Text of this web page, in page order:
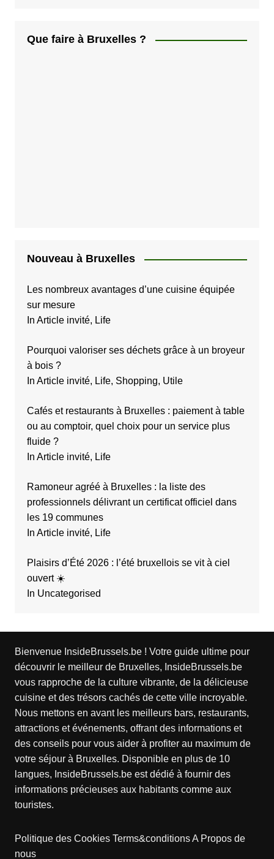
Que faire à Bruxelles ?
Nouveau à Bruxelles
Les nombreux avantages d’une cuisine équipée
sur mesure
In Article invité, Life
Pourquoi valoriser ses déchets grâce à un broyeur
à bois ?
In Article invité, Life, Shopping, Utile
Cafés et restaurants à Bruxelles : paiement à table
ou au comptoir, quel choix pour un service plus
fluide ?
In Article invité, Life
Ramoneur agréé à Bruxelles : la liste des
professionnels délivrant un certificat officiel dans
les 19 communes
In Article invité, Life
Plaisirs d’Été 2026 : l’été bruxellois se vit à ciel
ouvert ☀️
In Uncategorised
Bienvenue InsideBrussels.be ! Votre guide ultime pour
découvrir le meilleur de Bruxelles, InsideBrussels.be
vous rapproche de la culture vibrante, de la délicieuse
cuisine et des trésors cachés de cette ville incroyable.
Nous mettons en avant les meilleurs bars, restaurants,
attractions et événements, offrant des informations et
des conseils pour vous aider à profiter au maximum de
votre séjour à Bruxelles. Disponible en plus de 10
langues, InsideBrussels.be est dédié à fournir des
informations précieuses aux habitants comme aux
touristes.
Politique des Cookies Terms&conditionsA Propos de
nous